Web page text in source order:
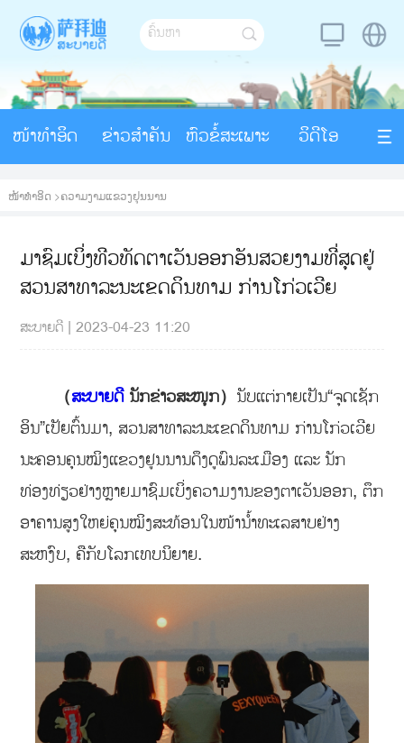
ໜ້າທຳອິດ ຂ່າວສຳຄັນ ຫົວຂໍ້ສະເພາະ ວິດີໂອ
ໜ້າທຳອິດ >ຄວາມງາມແຂວງຢຸນນານ
ມາຊົມເບິ່ງທີວທັດຕາເວັນອອກອັນສວຍງາມທີ່ສຸດຢູ່
ສວນສາທາລະນະເຂດດິນທາມ ກ່ານໂກ່ວເວີຍ
ສະບາຍດີ |2023-04-23 11:20
（ສະບາຍດີ ນັກຂ່າວສະໜຸກ） ນັບແຕ່ກາຍເປັນ“ຈຸດເຊັກ
ອິນ”ເປັຍຕົ້ນມາ, ສວນສາທາລະນະເຂດດິນທາມ ກ່ານໂກ່ວເວີຍ
ນະຄອນຄຸນໝິງແຂວງຢູນນານດຶງດູພົນລະເມືອງ ແລະ ນັກ
ທ່ອງທ່ຽວຢ່າງຫຼາຍມາຊົມເບິ່ງຄວາມງານຂອງຕາເວັນອອກ, ຕຶກ
ອາຄານສູງໃຫຍ່ຄຸນໝິງສະທ້ອນໃນໜ້ານໍ້າທະເລສາບຢ່າງ
ສະຫງົບ, ຄືກັບໂລກເທບນິຍາຍ.